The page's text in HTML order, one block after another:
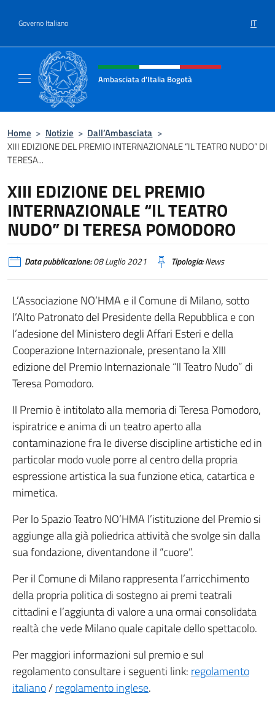
Governo Italiano IT
Intestazione sito, social e menù
Ambasciata d'Italia Bogotà
Home > Notizie > Dall’Ambasciata >
XIII EDIZIONE DEL PREMIO INTERNAZIONALE “IL TEATRO NUDO” DI
TERESA...
XIII EDIZIONE DEL PREMIO
INTERNAZIONALE “IL TEATRO
NUDO” DI TERESA POMODORO
Data pubblicazione:08 Luglio 2021 Tipologia:News
L’Associazione NO’HMA e il Comune di Milano, sotto
l’Alto Patronato del Presidente della Repubblica e con
l’adesione del Ministero degli Affari Esteri e della
Cooperazione Internazionale, presentano la XIII
edizione del Premio Internazionale “Il Teatro Nudo” di
Teresa Pomodoro.
Il Premio è intitolato alla memoria di Teresa Pomodoro,
ispiratrice e anima di un teatro aperto alla
contaminazione fra le diverse discipline artistiche ed in
particolar modo vuole porre al centro della propria
espressione artistica la sua funzione etica, catartica e
mimetica.
Per lo Spazio Teatro NO’HMA l’istituzione del Premio si
aggiunge alla già poliedrica attività che svolge sin dalla
sua fondazione, diventandone il “cuore”.
Per il Comune di Milano rappresenta l’arricchimento
della propria politica di sostegno ai premi teatrali
cittadini e l’aggiunta di valore a una ormai consolidata
realtà che vede Milano quale capitale dello spettacolo.
Per maggiori informazioni sul premio e sul
regolamento consultare i seguenti link: regolamento
italiano/regolamento inglese.